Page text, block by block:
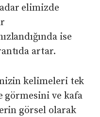
elimizde
ise
artar.
kelimeleri tek
görmesini ve kafa
görsel olarak